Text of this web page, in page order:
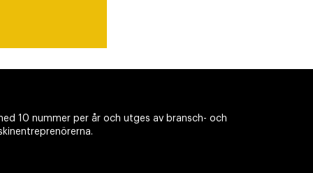
10 nummer per år och utges av bransch- och